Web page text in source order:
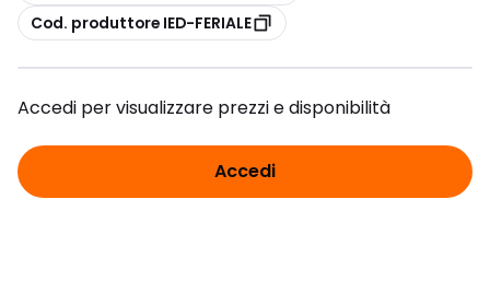
copia
Cod. produttore IED-FERIALE
Accedi per visualizzare prezzi e disponibilità
Accedi